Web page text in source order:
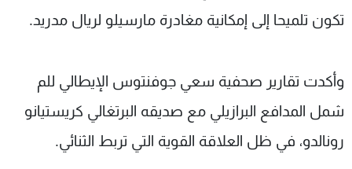
تكون تلميحا إلى إمكانية مغادرة مارسيلو لريال مدريد.
وأكدت تقارير صحفية سعي جوفنتوس الإيطالي للم
شمل المدافع البرازيلي مع صديقه البرتغالي كريستيانو
رونالدو، في ظل العلاقة القوية التي تربط الثنائي.